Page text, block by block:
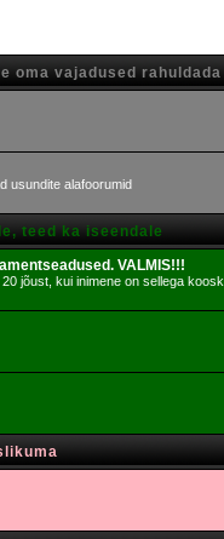
oma vajadused rahuldada
usundite alafoorumid
teed ka iseendale
VALMIS!!!
jõust, kui inimene on sellega